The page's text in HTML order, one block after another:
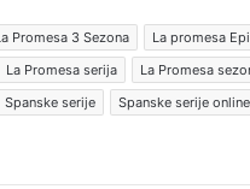
Promesa 3 Sezona La promesa
La Promesa serija La Promesa
Spanske serije Spanske serije online